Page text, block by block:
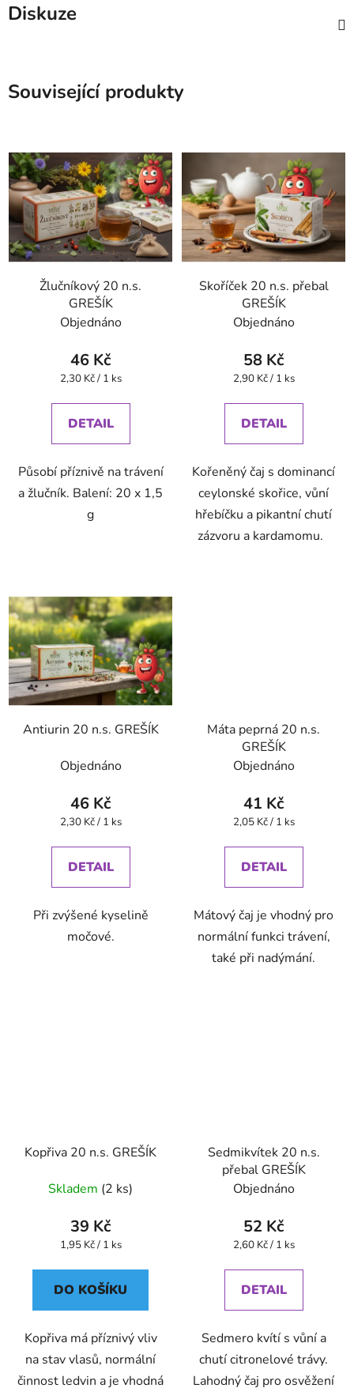
Diskuze
Související produkty
Žlučníkový 20 n.s.
GREŠÍK
Objednáno
46 Kč
Měrná
2,30 Kč / 1 ks
DETAIL
Působí příznivě na trávení
a žlučník. Balení: 20 x 1,5
g
Skoříček 20 n.s. přebal
GREŠÍK
Objednáno
58 Kč
Měrná
2,90 Kč / 1 ks
DETAIL
Kořeněný čaj s dominancí
ceylonské skořice, vůní
hřebíčku a pikantní chutí
zázvoru a kardamomu.
Antiurin 20 n.s. GREŠÍK
Objednáno
46 Kč
Měrná
2,30 Kč / 1 ks
DETAIL
Při zvýšené kyselině
močové.
Máta peprná 20 n.s.
GREŠÍK
Objednáno
41 Kč
Měrná
2,05 Kč / 1 ks
DETAIL
Mátový čaj je vhodný pro
normální funkci trávení,
také při nadýmání.
Kopřiva 20 n.s. GREŠÍK
Skladem (2 ks)
39 Kč
Měrná
1,95 Kč / 1 ks
DO KOŠÍKU
Kopřiva má příznivý vliv
na stav vlasů, normální
činnost ledvin a je vhodná
Sedmikvítek 20 n.s.
přebal GREŠÍK
Objednáno
52 Kč
Měrná
2,60 Kč / 1 ks
DETAIL
Sedmero kvítí s vůní a
chutí citronelové trávy.
Lahodný čaj pro osvěžení